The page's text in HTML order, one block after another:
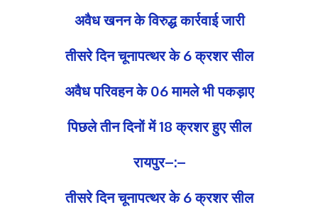
अवैध खनन के विरुद्ध कार्रवाई जारी
तीसरे दिन चूनापत्थर के 6 क्रशर सील
अवैध परिवहन के 06 मामले भी पकड़ाए
पिछले तीन दिनों में 18 क्रशर हुए सील
रायपुर–:–
तीसरे दिन चूनापत्थर के 6 क्रशर सील